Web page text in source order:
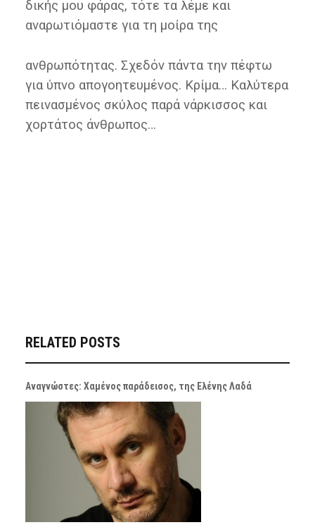
δικής μου φάρας, τότε τα λέμε και
αναρωτιόμαστε για τη μοίρα της
ανθρωπότητας. Σχεδόν πάντα την πέφτω
για ύπνο απογοητευμένος. Κρίμα… Καλύτερα
πεινασμένος σκύλος παρά νάρκισσος και
χορτάτος άνθρωπος…
RELATED POSTS
Αναγνώστες: Χαμένος παράδεισος, της Ελένης Λαδά